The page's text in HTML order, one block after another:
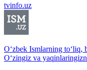
tvinfo.uz
O‘zbek Ismlarning to‘liq,
O‘zingiz va